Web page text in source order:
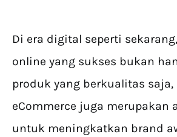
Di era digital seperti
online yang sukses bukan
produk yang berkualitas saja,
eCommerce juga merupakan
untuk meningkatkan brand